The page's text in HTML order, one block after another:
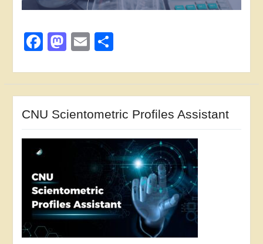
Facebook
Mastodon
EmailShare
CNU Scientometric Profiles Assistant